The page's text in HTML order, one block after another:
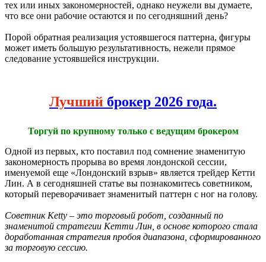
тех или иных закономерностей, однако неужели вы думаете,
что все они рабочие остаются и по сегодняшний день?
Порой обратная реализация устоявшегося паттерна, фигуры
может иметь большую результативность, нежели прямое
следование устоявшейся инструкции.
Лучший брокер 2026 года.
Торгуй по крупному только с ведущим брокером
Одной из первых, кто поставил под сомнение знаменитую
закономерность прорыва во время лондонской сессии,
именуемой еще «Лондонский взрыв» является трейдер Кетти
Лин. А в сегодняшней статье вы познакомитесь советником,
который переворачивает знаменитый паттерн с ног на голову.
Советник Ketty – это торговый робот, созданный по
знаменитой стратегии Кетти Лин, в основе которого стала
доработанная стратегия пробоя диапазона, сформированного
за торговую сессию.